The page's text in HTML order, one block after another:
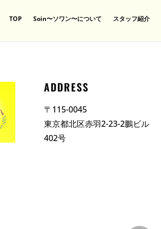
TOP Soin〜ソワン〜について スタッフ紹介
ADDRESS
〒115-0045
東京都北区赤羽2-23-2鵬ビル
402号